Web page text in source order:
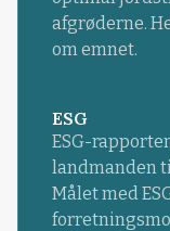
afgrøderne.
om emnet.
ESG
ESG-
landmanden
Målet med